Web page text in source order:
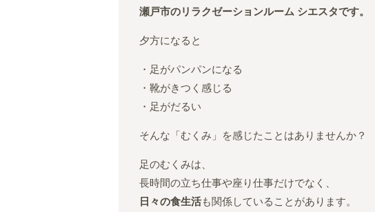
瀬戸市のリラクゼーションルーム シエスタです。
夕方になると
・足がパンパンになる
・靴がきつく感じる
・足がだるい
そんな「むくみ」を感じたことはありませんか？
足のむくみは、
長時間の立ち仕事や座り仕事だけでなく、
日々の食生活も関係していることがあります。